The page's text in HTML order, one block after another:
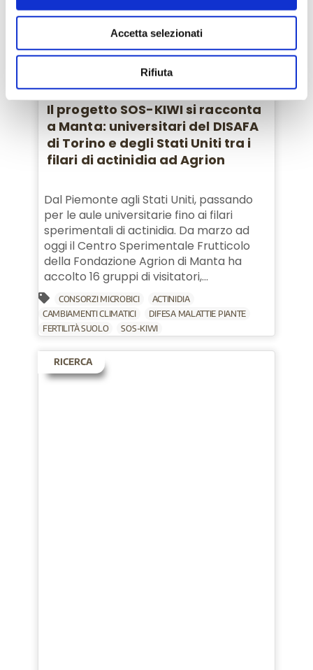
Accetta selezionati
Rifiuta
Dal suolo al campo
Il progetto SOS-KIWI si racconta
a Manta: universitari del DISAFA
di Torino e degli Stati Uniti tra i
filari di actinidia ad Agrion
Dal Piemonte agli Stati Uniti, passando
per le aule universitarie fino ai filari
sperimentali di actinidia. Da marzo ad
oggi il Centro Sperimentale Frutticolo
della Fondazione Agrion di Manta ha
accolto 16 gruppi di visitatori,...
CONSORZI MICROBICI
ACTINIDIA
CAMBIAMENTI CLIMATICI
DIFESA MALATTIE PIANTE
FERTILITÀ SUOLO
SOS-KIWI
RICERCA